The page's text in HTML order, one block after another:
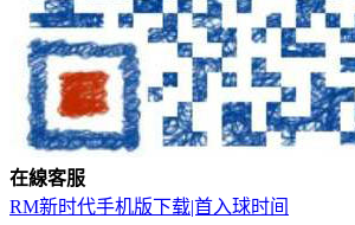
在線客服
RM新时代手机版下载|首入球时间